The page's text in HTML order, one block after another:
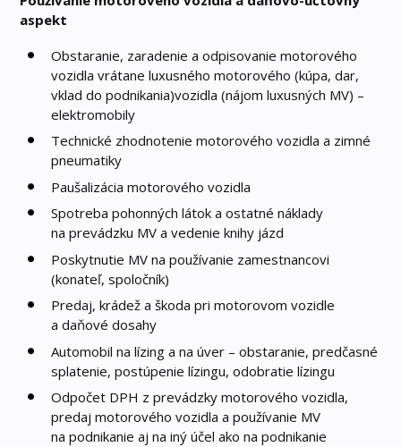
aspekt
Obstaranie, zaradenie a odpisovanie motorového
vozidla vrátane luxusného motorového (kúpa, dar,
vklad do podnikania)vozidla (nájom luxusných MV) –
elektromobily
Technické zhodnotenie motorového vozidla a zimné
pneumatiky
Paušalizácia motorového vozidla
Spotreba pohonných látok a ostatné náklady
na prevádzku MV a vedenie knihy jázd
Poskytnutie MV na používanie zamestnancovi
(konateľ, spoločník)
Predaj, krádež a škoda pri motorovom vozidle
a daňové dosahy
Automobil na lízing a na úver – obstaranie, predčasné
splatenie, postúpenie lízingu, odobratie lízingu
Odpočet DPH z prevádzky motorového vozidla,
predaj motorového vozidla a používanie MV
na podnikanie aj na iný účel ako na podnikanie